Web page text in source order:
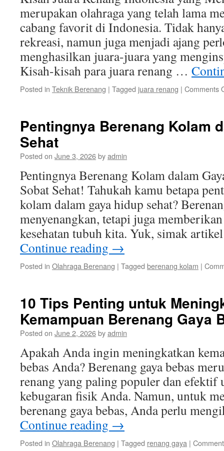
merupakan olahraga yang telah lama
cabang favorit di Indonesia. Tidak
rekreasi, namun juga menjadi ajang
menghasilkan juara-juara yang
Kisah-kisah para juara renang …
Posted in Teknik Berenang | Tagged juara renang | Comments
Pentingnya Berenang Kolam
Sehat
Posted on June 3, 2026byadmin
Pentingnya Berenang Kolam dalam
Sobat Sehat! Tahukah kamu betapa
kolam dalam gaya hidup sehat?
menyenangkan, tetapi juga
kesehatan tubuh kita. Yuk, simak
Continue reading →
Posted in Olahraga Berenang | Tagged berenang kolam |
10 Tips Penting untuk
Kemampuan Berenang Gaya
Posted on June 2, 2026byadmin
Apakah Anda ingin meningkatkan
bebas Anda? Berenang gaya bebas
renang yang paling populer dan efektif
kebugaran fisik Anda. Namun, untuk
berenang gaya bebas, Anda perlu
Continue reading →
Posted in Olahraga Berenang | Tagged renang gaya |